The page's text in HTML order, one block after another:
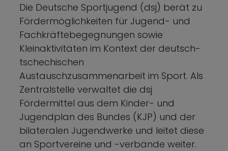
Die Deutsche Sportjugend (dsj) berät zu
Fördermöglichkeiten für Jugend- und
Fachkräftebegegnungen sowie
Kleinaktivitäten im Kontext der deutsch-
tschechischen
Austauschzusammenarbeit im Sport. Als
Zentralstelle verwaltet die dsj
Fördermittel aus dem Kinder- und
Jugendplan des Bundes (KJP) und der
bilateralen Jugendwerke und leitet diese
an Sportvereine und -verbände weiter.